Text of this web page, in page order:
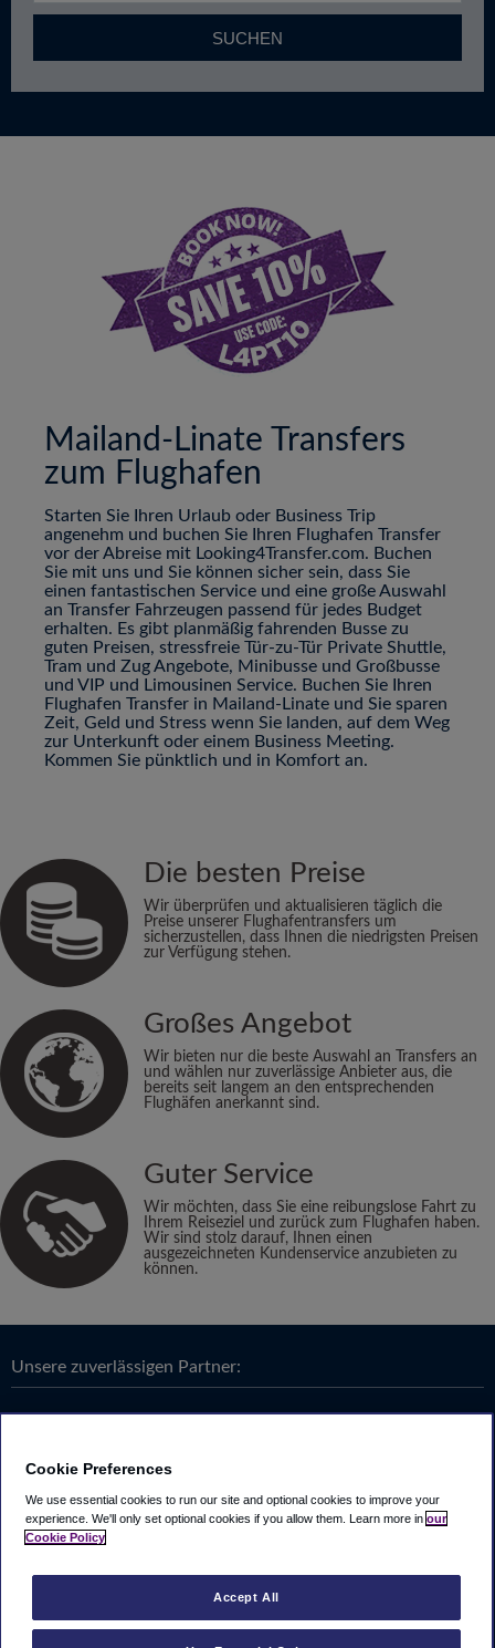
SUCHEN
Mailand-Linate Transfers
zum Flughafen
Starten Sie Ihren Urlaub oder Business Trip
angenehm und buchen Sie Ihren Flughafen Transfer
vor der Abreise mit Looking4Transfer.com. Buchen
Sie mit uns und Sie können sicher sein, dass Sie
einen fantastischen Service und eine große Auswahl
an Transfer Fahrzeugen passend für jedes Budget
erhalten. Es gibt planmäßig fahrenden Busse zu
guten Preisen, stressfreie Tür-zu-Tür Private Shuttle,
Tram und Zug Angebote, Minibusse und Großbusse
und VIP und Limousinen Service. Buchen Sie Ihren
Flughafen Transfer in Mailand-Linate und Sie sparen
Zeit, Geld und Stress wenn Sie landen, auf dem Weg
zur Unterkunft oder einem Business Meeting.
Kommen Sie pünktlich und in Komfort an.
Die besten Preise
Wir überprüfen und aktualisieren täglich die
Preise unserer Flughafentransfers um
sicherzustellen, dass Ihnen die niedrigsten Preisen
zur Verfügung stehen.
Großes Angebot
Wir bieten nur die beste Auswahl an Transfers an
und wählen nur zuverlässige Anbieter aus, die
bereits seit langem an den entsprechenden
Flughäfen anerkannt sind.
Guter Service
Wir möchten, dass Sie eine reibungslose Fahrt zu
Ihrem Reiseziel und zurück zum Flughafen haben.
Wir sind stolz darauf, Ihnen einen
ausgezeichneten Kundenservice anzubieten zu
können.
Unsere zuverlässigen Partner:
Cookie Preferences
We use essential cookies to run our site and optional cookies to improve your
experience. We'll only set optional cookies if you allow them. Learn more in our
Cookie Policy
Accept All